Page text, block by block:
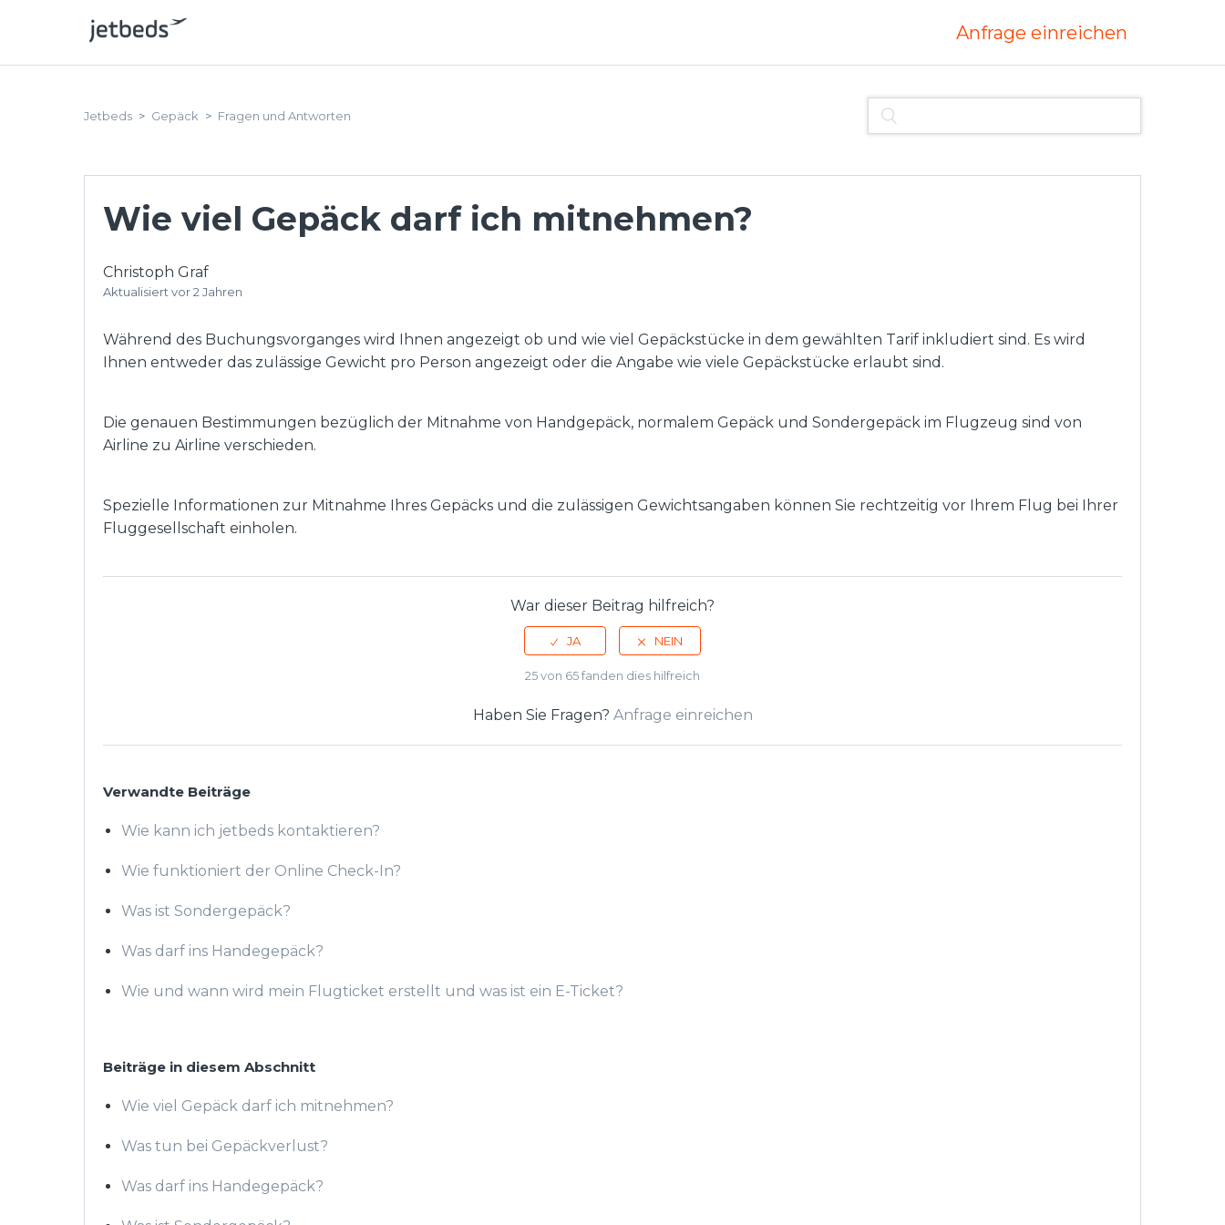
Anfrage einreichen
Jetbeds Gepäck Fragen und Antworten
Wie viel Gepäck darf ich mitnehmen?
Christoph Graf
Aktualisiert vor 2 Jahren
Während des Buchungsvorganges wird Ihnen angezeigt ob und wie viel Gepäckstücke in dem gewählten Tarif inkludiert sind. Es wird
Ihnen entweder das zulässige Gewicht pro Person angezeigt oder die Angabe wie viele Gepäckstücke erlaubt sind.
Die genauen Bestimmungen bezüglich der Mitnahme von Handgepäck, normalem Gepäck und Sondergepäck im Flugzeug sind von
Airline zu Airline verschieden.
Spezielle Informationen zur Mitnahme Ihres Gepäcks und die zulässigen Gewichtsangaben können Sie rechtzeitig vor Ihrem Flug bei Ihrer
Fluggesellschaft einholen.
War dieser Beitrag hilfreich?
25 von 65 fanden dies hilfreich
Haben Sie Fragen? Anfrage einreichen
Verwandte Beiträge
Wie kann ich jetbeds kontaktieren?
Wie funktioniert der Online Check-In?
Was ist Sondergepäck?
Was darf ins Handegepäck?
Wie und wann wird mein Flugticket erstellt und was ist ein E-Ticket?
Beiträge in diesem Abschnitt
Wie viel Gepäck darf ich mitnehmen?
Was tun bei Gepäckverlust?
Was darf ins Handegepäck?